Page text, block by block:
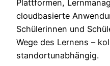
Plattformen,
cloudbasierte
Schülerinnen und
Wege des Lernens –
standortunabhängig.